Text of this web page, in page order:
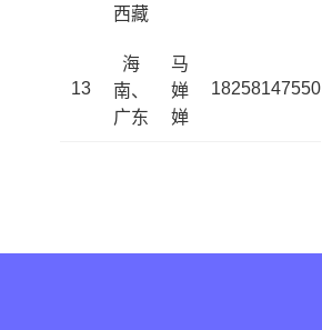
西藏
13
海
南、
广东
马
婵
婵
18258147550